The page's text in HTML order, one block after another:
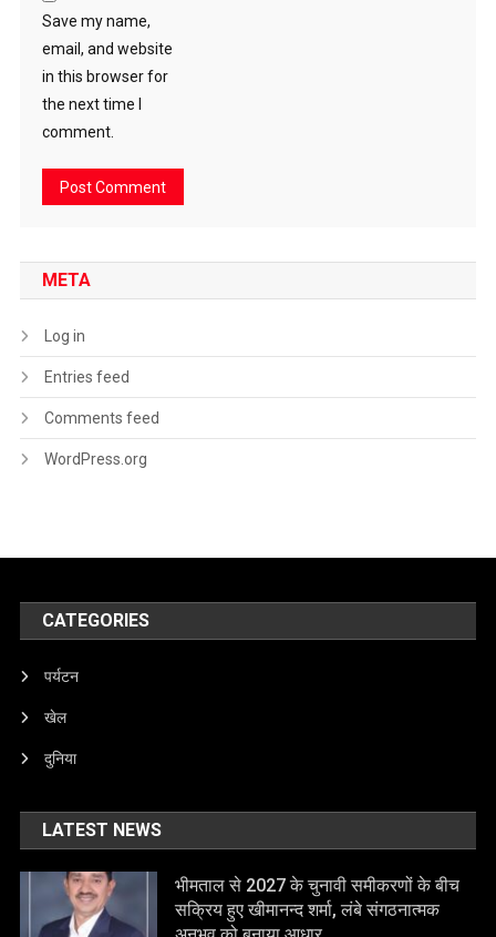
Save my name,
email, and website
in this browser for
the next time I
comment.
META
Log in
Entries feed
Comments feed
WordPress.org
CATEGORIES
पर्यटन
खेल
दुनिया
LATEST NEWS
भीमताल से 2027 के चुनावी समीकरणों के बीच
सक्रिय हुए खीमानन्द शर्मा, लंबे संगठनात्मक